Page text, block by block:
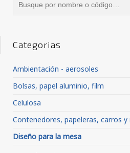
Categorias
Ambientación - aerosoles
Bolsas, papel aluminio, film
Celulosa
Contenedores, papeleras, carros y
Diseño para la mesa